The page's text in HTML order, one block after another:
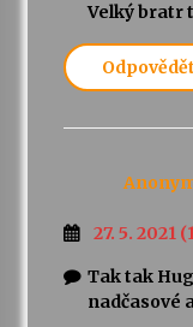
Velký bratr
Odpovědět
27. 5. 2021
Tak tak
nadčasové